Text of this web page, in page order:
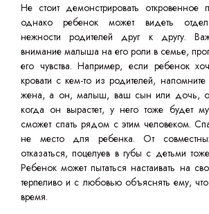
Не стоит демонстрировать откровенное
однако ребенок может видеть
нежности родителей друг к другу.
внимание малыша на его роли в семье,
его чувства. Например, если ребенок
кровати с кем-то из родителей,
жена, а он, малыш, ваш сын или дочь,
когда он вырастет, у него тоже будет
сможет спать рядом с этим человеком.
не место для ребенка. От
отказаться, поцелуев в губы с детьми
Ребенок может пытаться настаивать на
терпеливо и с любовью объяснять ему,
время.